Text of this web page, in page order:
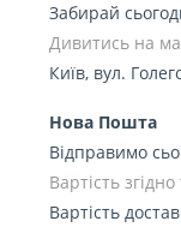
Забирай
Дивитись на
Київ, вул.
Нова Пошта
Відправимо
Вартість
Вартість